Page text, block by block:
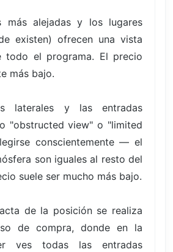
más alejadas y los lugares
existen) ofrecen una vista
todo el programa. El precio
más bajo.
laterales y las entradas
"obstructed view" o "limited
conscientemente — el
son iguales al resto del
suele ser mucho más bajo.
de la posición se realiza
de compra, donde en la
ves todas las entradas